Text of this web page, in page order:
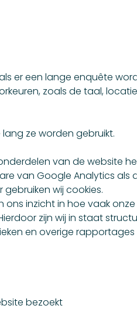
er een lange enquête
zoals de taal,
ze worden gebruikt.
van de website
van Google Analytics als
wij cookies.
ons inzicht in hoe vaak onze
zijn wij in staat
en overige rapportages
bezoekt